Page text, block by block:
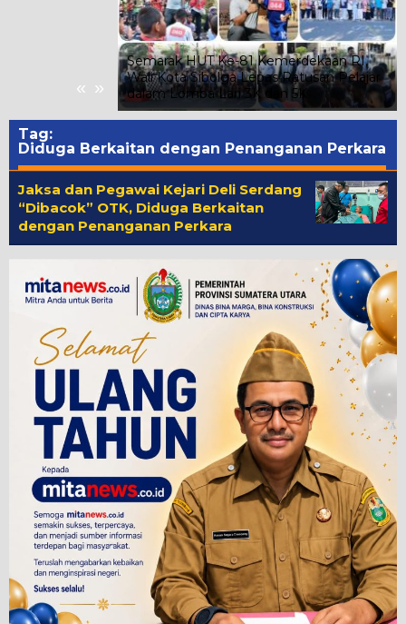
« »
Semarak HUT Ke-81 Kemerdekaan RI,
Wali Kota Sibolga Lepas Ratusan Pelajar
dalam Lomba Lari 3K dan 5K
Tag:
Diduga Berkaitan dengan Penanganan Perkara
Jaksa dan Pegawai Kejari Deli Serdang
“Dibacok” OTK, Diduga Berkaitan
dengan Penanganan Perkara